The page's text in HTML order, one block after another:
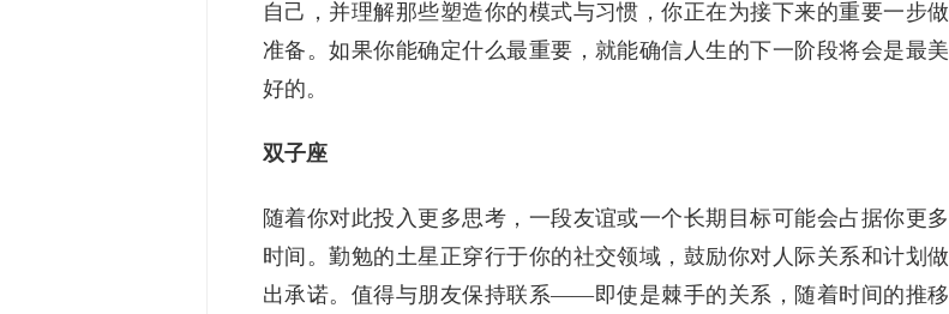
自己，并理解那些塑造你的模式与习惯，你正在为接下来的重要一步做
准备。如果你能确定什么最重要，就能确信人生的下一阶段将会是最美
好的。
双子座
随着你对此投入更多思考，一段友谊或一个长期目标可能会占据你更多
时间。勤勉的土星正穿行于你的社交领域，鼓励你对人际关系和计划做
出承诺。值得与朋友保持联系——即使是棘手的关系，随着时间的推移